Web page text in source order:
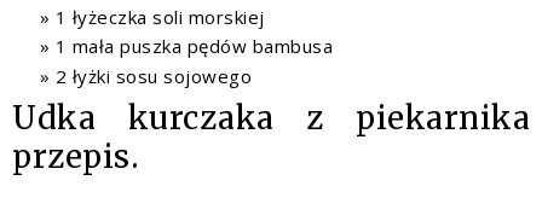
1 łyżeczka soli morskiej
1 mała puszka pędów bambusa
2 łyżki sosu sojowego
Udka kurczaka z piekarnika
przepis.